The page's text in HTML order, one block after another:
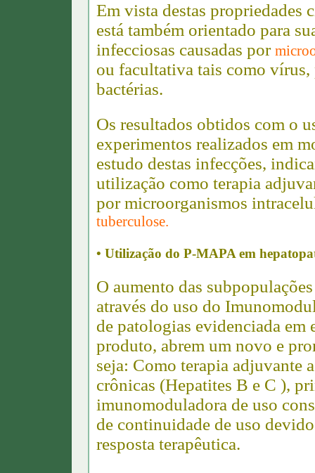
Em vista destas propriedades
está também orientado para
infecciosas causadas por
ou facultativa tais como vírus,
bactérias.
Os resultados obtidos com o
experimentos realizados em
estudo destas infecções,
utilização como terapia
por microorganismos
tuberculose.
• Utilização do P-MAPA em
O aumento das
através do uso do
de patologias evidenciada
produto, abrem um novo e
seja: Como terapia adjuvante
crônicas (Hepatites B e C ),
imunomoduladora de uso
de continuidade de uso
resposta terapêutica.